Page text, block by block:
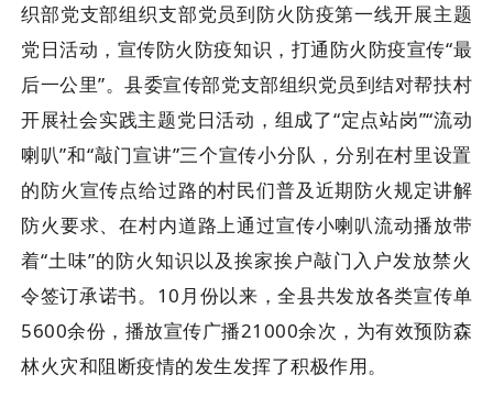
织部党支部组织支部党员到防火防疫第一线开展主题
党日活动，宣传防火防疫知识，打通防火防疫宣传“最
后一公里”。县委宣传部党支部组织党员到结对帮扶村
开展社会实践主题党日活动，组成了“定点站岗”“流动
喇叭”和“敲门宣讲”三个宣传小分队，分别在村里设置
的防火宣传点给过路的村民们普及近期防火规定讲解
防火要求、在村内道路上通过宣传小喇叭流动播放带
着“土味”的防火知识以及挨家挨户敲门入户发放禁火
令签订承诺书。 10月份以来，全县共发放各类宣传单
5600余份，播放宣传广播21000余次，为有效预防森
林火灾和阻断疫情的发生发挥了积极作用。